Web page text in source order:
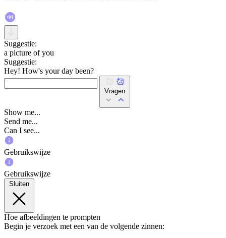
Suggestie:
a picture of you
Suggestie:
Hey! How's your day been?
Vragen
Show me...
Send me...
Can I see...
Gebruikswijze
Gebruikswijze
Sluiten
Hoe afbeeldingen te prompten
Begin je verzoek met een van de volgende zinnen: